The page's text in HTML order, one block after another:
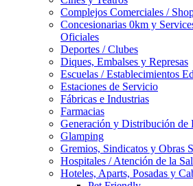
Complejos Comerciales /
Concesionarias 0km y
Oficiales
Deportes / Clubes
Diques, Embalses y Represas
Escuelas / Establecimientos
Estaciones de Servicio
Fábricas e Industrias
Farmacias
Generación y Distribución de
Glamping
Gremios, Sindicatos y Obras
Hospitales / Atención de la
Hoteles, Aparts, Posadas y